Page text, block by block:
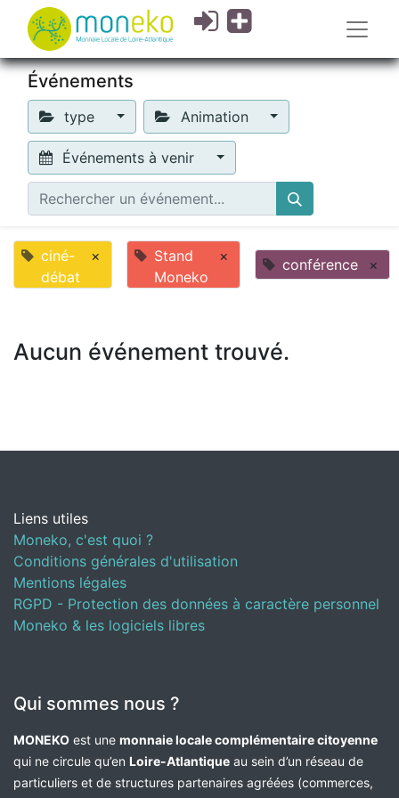
Événements
type Animation
Événements à venir
ciné-
débat
×
Stand
Moneko
× conférence ×
Aucun événement trouvé.
Liens utiles
Moneko, c'est quoi ?
Conditions générales d'utilisation
Mentions légales
RGPD - Protection des données à caractère personnel
Moneko & les logiciels libres
Qui sommes nous ?
MONEKO est une monnaie locale complémentaire citoyenne
qui ne circule qu’en Loire-Atlantique au sein d’un réseau de
particuliers et de structures partenaires agréées (commerces,